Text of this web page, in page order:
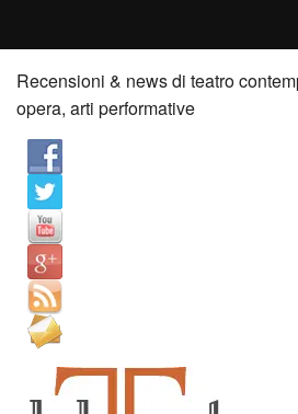
Home
Recensioni
Anticipazioni
News
Palazzi consiglia
Video
Chi siamo
Recensioni & news di teatro
opera, arti performative